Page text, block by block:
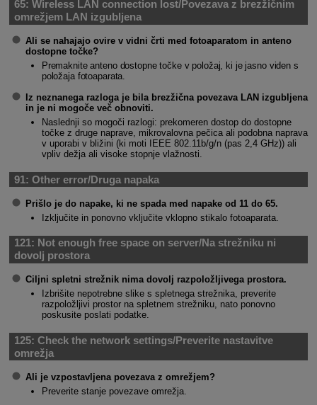
65:Wireless LAN connection lost/Povezava z brezžičnim
omrežjem LAN izgubljena
Ali se nahajajo ovire v vidni črti med fotoaparatom in anteno
dostopne točke?
Premaknite anteno dostopne točke v položaj, ki je jasno viden s
položaja fotoaparata.
Iz neznanega razloga je bila brezžična povezava LAN izgubljena
in je ni mogoče več obnoviti.
Naslednji so mogoči razlogi: prekomeren dostop do dostopne
točke z druge naprave, mikrovalovna pečica ali podobna naprava
v uporabi v bližini (ki moti IEEE 802.11b/g/n (pas 2,4 GHz)) ali
vpliv dežja ali visoke stopnje vlažnosti.
91:Other error/Druga napaka
Prišlo je do napake, ki ne spada med napake od 11 do 65.
Izključite in ponovno vključite vklopno stikalo fotoaparata.
121: Not enough free space on server/Na strežniku ni
dovolj prostora
Ciljni spletni strežnik nima dovolj razpoložljivega prostora.
Izbrišite nepotrebne slike s spletnega strežnika, preverite
razpoložljivi prostor na spletnem strežniku, nato ponovno
poskusite poslati podatke.
125:Check the network settings/Preverite nastavitve
omrežja
Ali je vzpostavljena povezava z omrežjem?
Preverite stanje povezave omrežja.